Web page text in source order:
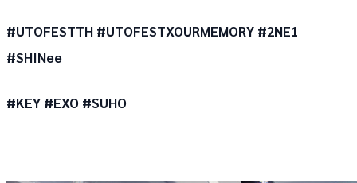
#UTOFESTTH #UTOFESTXOURMEMORY #2NE1
#SHINee
#KEY #EXO #SUHO